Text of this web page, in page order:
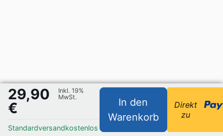
29,90
€
Inkl. 19%
MwSt.
Standardversandkostenlos
In den
Warenkorb
Direkt
zu